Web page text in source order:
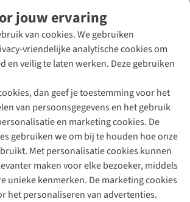
jouw ervaring
van cookies. We gebruiken
vriendelijke analytische cookies om
en veilig te laten werken. Deze gebruiken
dan geef je toestemming voor het
van persoonsgegevens en het gebruik
en marketing cookies. De
gebruiken we om bij te houden hoe onze
Met personalisatie cookies kunnen
maken voor elke bezoeker, middels
unieke kenmerken. De marketing cookies
het personaliseren van advertenties.
een Buitenexpert
50 88
80